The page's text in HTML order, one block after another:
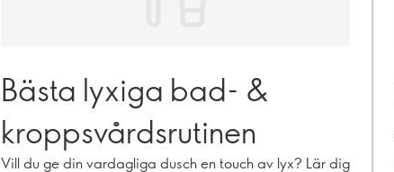
Bästa lyxiga bad- &
kroppsvårdsrutinen
Vill du ge din vardagliga dusch en touch av lyx? Lär dig